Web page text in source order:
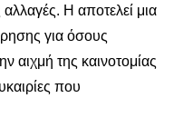
Η αποτελεί μια
για όσους
αιχμή της καινοτομίας
που